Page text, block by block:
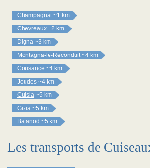
Champagnat ~1 km
Chevreaux ~2 km
Digna ~3 km
Montagna-le-Reconduit ~4 km
Cousance ~4 km
Joudes ~4 km
Cuisia ~5 km
Gizia ~5 km
Balanod ~5 km
Les transports de